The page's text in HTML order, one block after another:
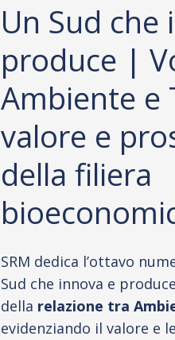
Un Sud che
produce |
Ambiente e
valore e
della filiera
SRM dedica l’ottavo
Sud che innova e
della relazione tra
evidenziando il valore e